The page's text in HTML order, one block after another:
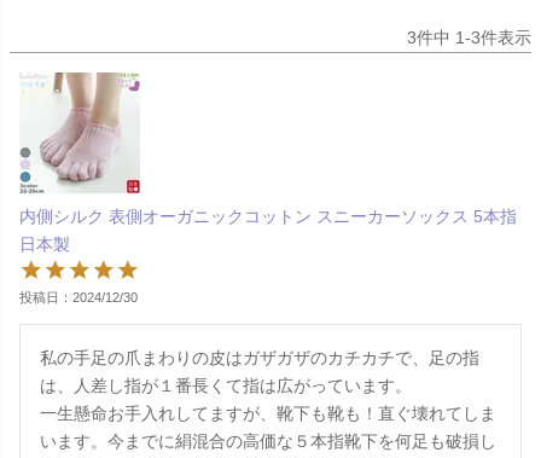
3件中 1-3件表示
内側シルク 表側オーガニックコットン スニーカーソックス 5本指
日本製
投稿日 2024/12/30
私の手足の爪まわりの皮はガザガザのカチカチで、足の指
は、人差し指が１番長くて指は広がっています。
一生懸命お手入れしてますが、靴下も靴も！直ぐ壊れてしま
います。今までに絹混合の高価な５本指靴下を何足も破損し